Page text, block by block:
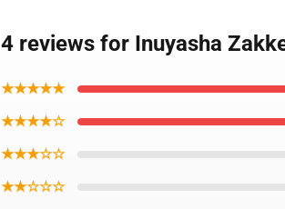
4 reviews for Inuyasha
★★★★★
★★★★☆
★★★☆☆
★★☆☆☆